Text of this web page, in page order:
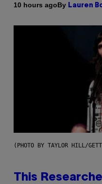
10 hours agoBy Lauren
(PHOTO BY TAYLOR HILL/
This